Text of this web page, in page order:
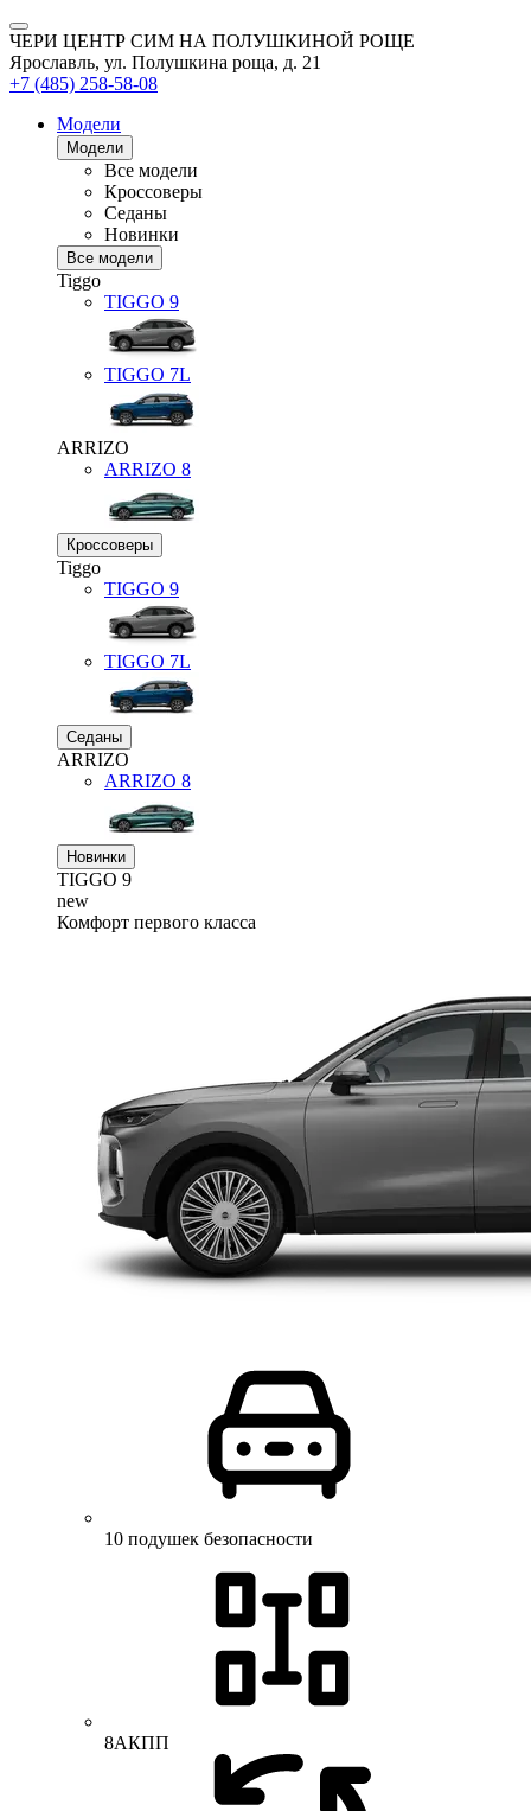
ЧЕРИ ЦЕНТР СИМ НА ПОЛУШКИНОЙ РОЩЕ
Ярославль, ул. Полушкина роща, д. 21
+7 (485) 258-58-08
Модели
Модели
Все модели
Кроссоверы
Седаны
Новинки
Все модели
Tiggo
TIGGO 9
TIGGO 7L
ARRIZO
ARRIZO 8
Кроссоверы
Tiggo
TIGGO 9
TIGGO 7L
Седаны
ARRIZO
ARRIZO 8
Новинки
TIGGO 9
new
Комфорт первого класса
10 подушек безопасности
8АКПП